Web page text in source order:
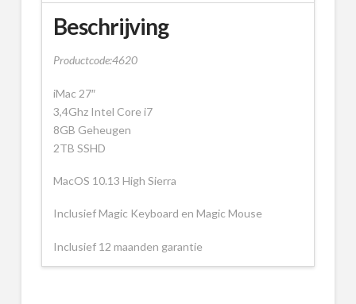
Beschrijving
Productcode:4620
iMac 27″
3,4Ghz Intel Core i7
8GB Geheugen
2TB SSHD
MacOS 10.13 High Sierra
Inclusief Magic Keyboard en Magic Mouse
Inclusief 12 maanden garantie